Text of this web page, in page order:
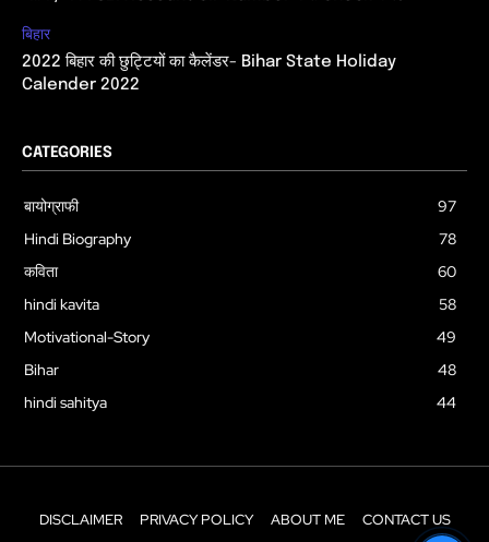
बिहार
2022 बिहार की छुट्टियों का कैलेंडर- Bihar State Holiday
Calender 2022
CATEGORIES
बायोग्राफी
97
Hindi Biography
78
कविता
60
hindi kavita
58
Motivational-Story
49
Bihar
48
hindi sahitya
44
DISCLAIMER PRIVACY POLICY ABOUT ME CONTACT US